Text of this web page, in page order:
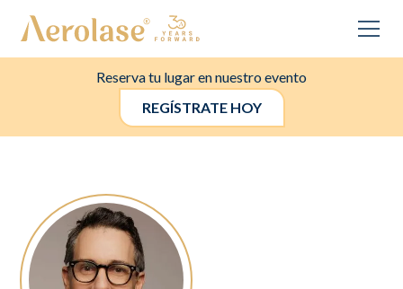
Reserva tu lugar en nuestro evento
REGÍSTRATE HOY